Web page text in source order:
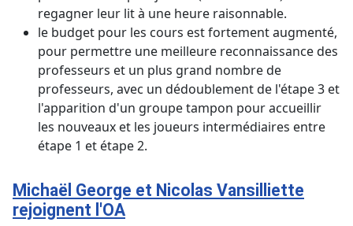
regagner leur lit à une heure raisonnable.
le budget pour les cours est fortement augmenté,
pour permettre une meilleure reconnaissance des
professeurs et un plus grand nombre de
professeurs, avec un dédoublement de l'étape 3 et
l'apparition d'un groupe tampon pour accueillir
les nouveaux et les joueurs intermédiaires entre
étape 1 et étape 2.
Michaël George et Nicolas Vansilliette
rejoignent l'OA